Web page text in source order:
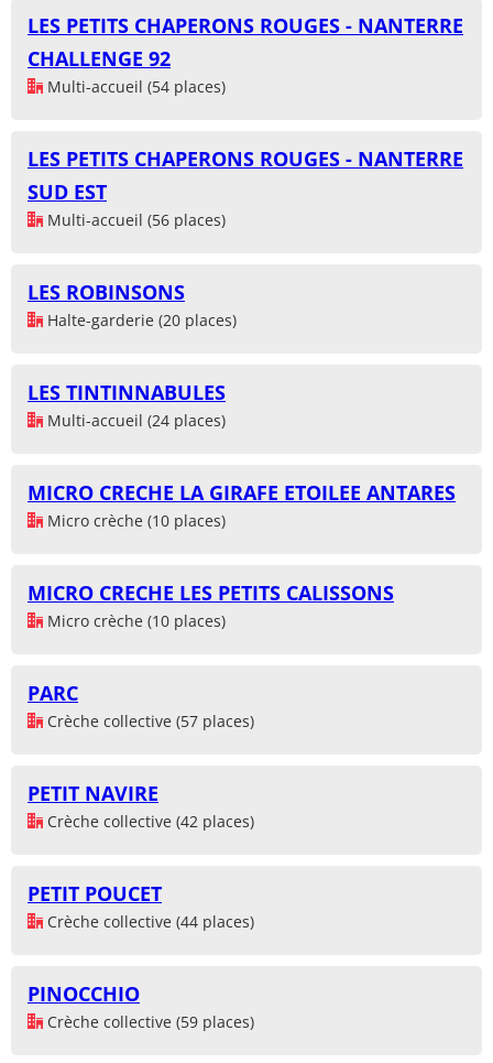
LES PETITS CHAPERONS ROUGES - NANTERRE
CHALLENGE 92
Multi-accueil (54 places)
LES PETITS CHAPERONS ROUGES - NANTERRE
SUD EST
Multi-accueil (56 places)
LES ROBINSONS
Halte-garderie (20 places)
LES TINTINNABULES
Multi-accueil (24 places)
MICRO CRECHE LA GIRAFE ETOILEE ANTARES
Micro crèche (10 places)
MICRO CRECHE LES PETITS CALISSONS
Micro crèche (10 places)
PARC
Crèche collective (57 places)
PETIT NAVIRE
Crèche collective (42 places)
PETIT POUCET
Crèche collective (44 places)
PINOCCHIO
Crèche collective (59 places)